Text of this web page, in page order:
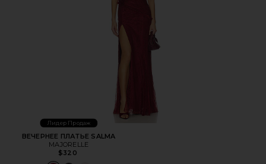
Лидер Продаж
ВЕЧЕРНЕЕ ПЛАТЬЕ SALMA
MAJORELLE
$320